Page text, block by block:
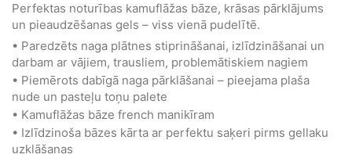
Perfektas noturības kamuflāžas bāze, krāsas pārklājums
un pieaudzēšanas gels – viss vienā pudelītē.
• Paredzēts naga plātnes stiprināšanai, izlīdzināšanai un
darbam ar vājiem, trausliem, problemātiskiem nagiem
• Piemērots dabīgā naga pārklāšanai – pieejama plaša
nude un pasteļu toņu palete
• Kamuflāžas bāze french manikīram
• Izlīdzinoša bāzes kārta ar perfektu saķeri pirms gellaku
uzklāšanas